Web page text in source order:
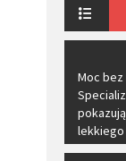
​Moc bez
lekkiego